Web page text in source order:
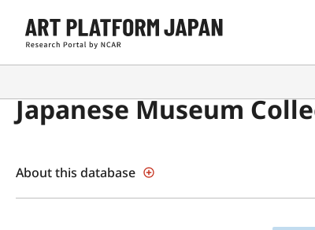
Japanese Museum
About this database